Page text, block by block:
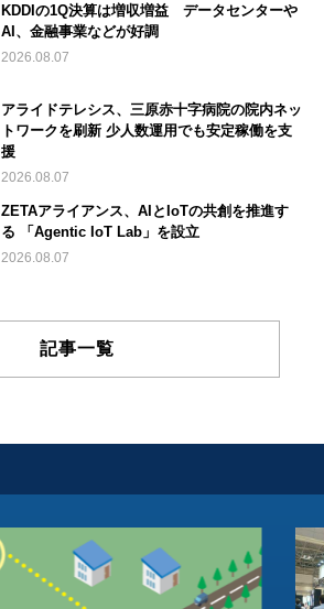
KDDIの1Q決算は増収増益 データセンターや
AI、金融事業などが好調
2026.08.07
アライドテレシス、三原赤十字病院の院内ネッ
トワークを刷新 少人数運用でも安定稼働を支
援
2026.08.07
ZETAアライアンス、AIとIoTの共創を推進す
る 「Agentic IoT Lab」を設立
2026.08.07
記事一覧